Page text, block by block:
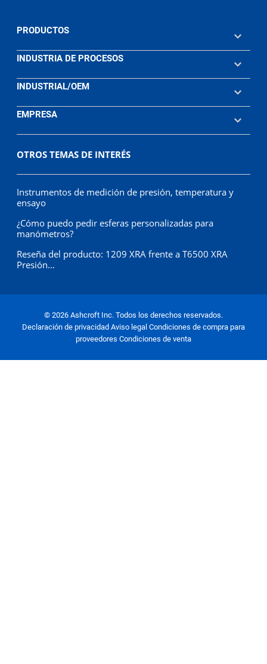
PRODUCTOS
INDUSTRIA DE PROCESOS
INDUSTRIAL/OEM
EMPRESA
OTROS TEMAS DE INTERÉS
Instrumentos de medición de presión, temperatura y
ensayo
¿Cómo puedo pedir esferas personalizadas para
manómetros?
Reseña del producto: 1209 XRA frente a T6500 XRA
Presión...
© 2026 Ashcroft Inc. Todos los derechos reservados.
Declaración de privacidad Aviso legal Condiciones de compra para
proveedores Condiciones de venta